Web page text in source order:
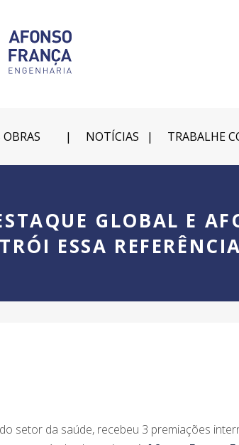
OBRAS NOTÍCIAS TRABALHE
GLOBAL E
ESSA REFERÊNCIA
setor da saúde, recebeu 3 premiações